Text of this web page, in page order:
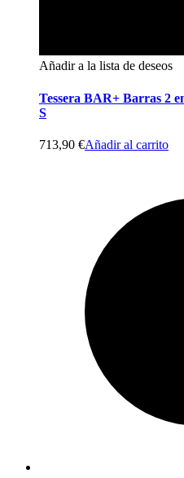
Añadir a la lista de deseos
Tessera BAR+ Barras 2
S
713,90 €Añadir al carrito